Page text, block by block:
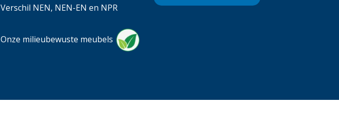
Verschil NEN, NEN-EN en NPR
Onze milieubewuste meubels